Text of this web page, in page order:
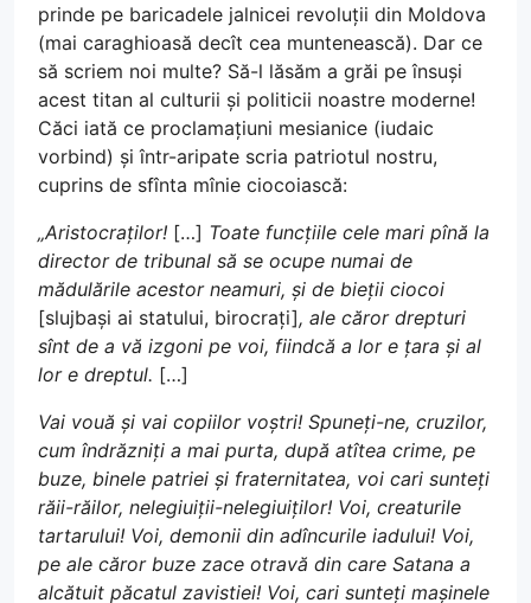
prinde pe baricadele jalnicei revoluții din Moldova
(mai caraghioasă decît cea muntenească). Dar ce
să scriem noi multe? Să-l lăsăm a grăi pe însuși
acest titan al culturii și politicii noastre moderne!
Căci iată ce proclamațiuni mesianice (iudaic
vorbind) și într-aripate scria patriotul nostru,
cuprins de sfînta mînie ciocoiască:
„Aristocraților! […] Toate funcțiile cele mari pînă la
director de tribunal să se ocupe numai de
mădulările acestor neamuri, și de bieții ciocoi
[slujbași ai statului, birocrați], ale căror drepturi
sînt de a vă izgoni pe voi, fiindcă a lor e țara și al
lor e dreptul. […]
Vai vouă și vai copiilor voștri! Spuneți-ne, cruzilor,
cum îndrăzniți a mai purta, după atîtea crime, pe
buze, binele patriei și fraternitatea, voi cari sunteți
răii-răilor, nelegiuiții-nelegiuiților! Voi, creaturile
tartarului! Voi, demonii din adîncurile iadului! Voi,
pe ale căror buze zace otravă din care Satana a
alcătuit păcatul zavistiei! Voi, cari sunteți mașinele